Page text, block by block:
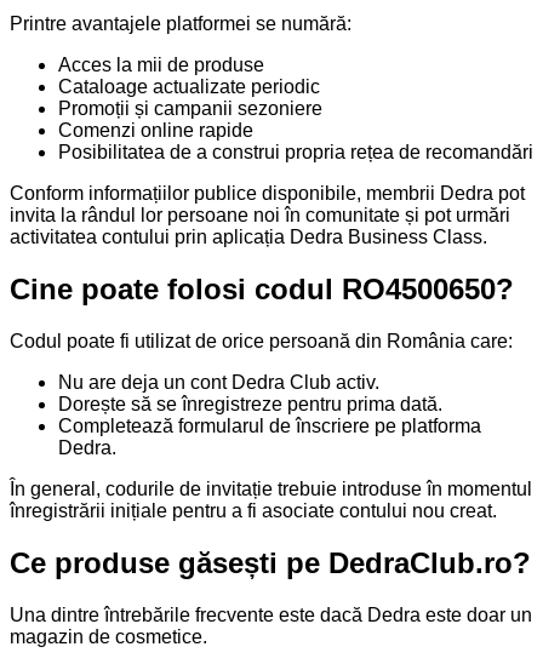
Printre avantajele platformei se numără:
Acces la mii de produse
Cataloage actualizate periodic
Promoții și campanii sezoniere
Comenzi online rapide
Posibilitatea de a construi propria rețea de recomandări
Conform informațiilor publice disponibile, membrii Dedra pot
invita la rândul lor persoane noi în comunitate și pot urmări
activitatea contului prin aplicația Dedra Business Class.
Cine poate folosi codul RO4500650?
Codul poate fi utilizat de orice persoană din România care:
Nu are deja un cont Dedra Club activ.
Dorește să se înregistreze pentru prima dată.
Completează formularul de înscriere pe platforma
Dedra.
În general, codurile de invitație trebuie introduse în momentul
înregistrării inițiale pentru a fi asociate contului nou creat.
Ce produse găsești pe DedraClub.ro?
Una dintre întrebările frecvente este dacă Dedra este doar un
magazin de cosmetice.